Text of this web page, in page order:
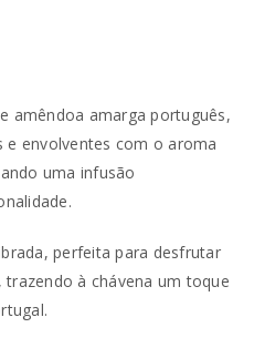
amêndoa amarga português,
e envolventes com o aroma
uma infusão
perfeita para desfrutar
à chávena um toque